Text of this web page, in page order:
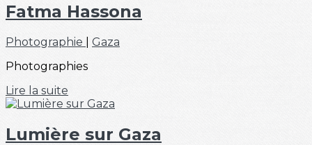
Fatma Hassona
Photographie
Gaza
Photographies
Lire la suite
Lumière sur Gaza